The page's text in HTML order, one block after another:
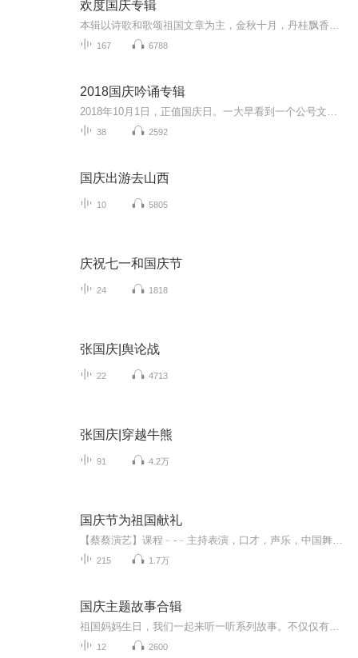
欢度国庆专辑
167 6788
2018国庆吟诵专辑
38 2592
国庆出游去山西
10 5805
庆祝七一和国庆节
24 1818
张国庆|舆论战
22 4713
张国庆|穿越牛熊
91 4.2万
国庆节为祖国献礼
215 1.7万
国庆主题故事合辑
12 2600